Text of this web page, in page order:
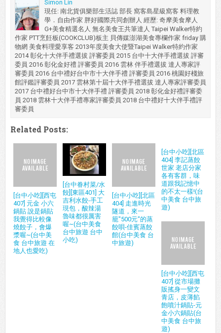
Simon Lin
現任: 南北貨俱樂部生活誌 部長 窩客島星級窩客 料理教
學．自由作家 胖好國際共同創辦人 經歷: 奇摩美食摩人
G+美食精選名人 無名美食王共筆達人 Taipei Walker特約
作家 PTT烹飪板(COOKCLUB)板主 貝傳媒澎湖美食專欄作家 friday 購
物網 美食料理愛享客 2013年度美食大使暨Taipei Walker特約作家
2014 彰化十大伴手禮選拔 評審委員 2015 台中十大伴手禮選拔 評審
委員 2016 彰化金好禮 評審委員 2016 雲林 伴手禮選拔 達人專家評
審委員 2016 台中禮好台中市十大伴手禮 評審委員 2016 桃園好棧旅
館評鑑評審委員 2017 雲林第十屆十大伴手禮選拔 達人專家評審委員
2017 台中禮好台中市十大伴手禮 評審委員 2018 彰化金好禮評審委
員 2018 雲林十大伴手禮專家評審委員 2018 台中禮好十大伴手禮評
審委員
Related Posts:
[台中小吃][西屯
407] 元金 小六
鍋貼 說是鍋貼
我覺得比較像
燒餃子，會爆
漿喔~(台中美
食 台中旅遊 在
地人也愛吃)
[台中眷村菜/水
餃][東區401] 大
吉利水餃-手工
現包，酸辣湯
魯味都很厲害
喔~(台中美食
台中旅遊 台中
小吃)
[台中小吃][北區
404] 走進時光
隧道，來一
籠"500元"的蒸
餃唄-佳賓蒸餃
館(台中美食 台
中旅遊)
[台中小吃][北區
404] 李記蒸餃
世家 老店分家
各有客群，味
道跟我記憶中
的不太一樣!(台
中美食 台中旅
遊)
[台中小吃][西屯
407] 從市場攤
販搖身一變文
青店，皮薄餡
飽噴汁鍋貼-元
金小六鍋貼(台
中美食 台中旅
遊)